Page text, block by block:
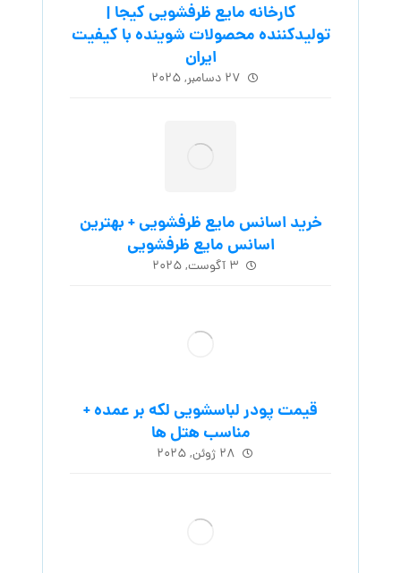
کارخانه مایع ظرفشویی کیجا |
تولیدکننده محصولات شوینده با کیفیت
ایران
۲۷ دسامبر, ۲۰۲۵
خرید اسانس مایع ظرفشویی + بهترین
اسانس مایع ظرفشویی
۳ آگوست, ۲۰۲۵
قیمت پودر لباسشویی لکه بر عمده +
مناسب هتل ها
۲۸ ژوئن, ۲۰۲۵